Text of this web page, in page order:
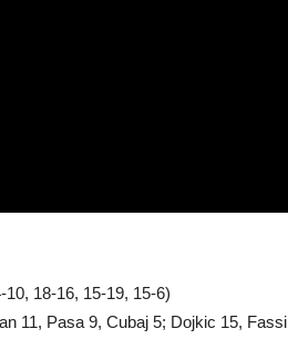
18-16, 15-19, 15-6)
11, Pasa 9, Cubaj 5; Dojkic 15,